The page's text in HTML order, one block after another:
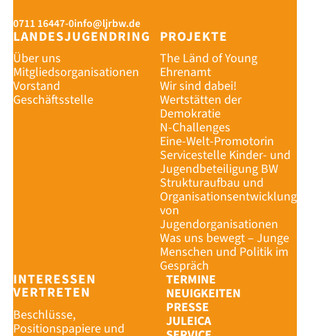
0711 16447-0info@ljrbw.de
LANDESJUGENDRING
Über uns
Mitgliedsorganisationen
Vorstand
Geschäftsstelle
PROJEKTE
The Länd of Young
Ehrenamt
Wir sind dabei!
Wertstätten der
Demokratie
N-Challenges
Eine-Welt-Promotorin
Servicestelle Kinder- und
Jugendbeteiligung BW
Strukturaufbau und
Organisationsentwicklung
von
Jugendorganisationen
Was uns bewegt – Junge
Menschen und Politik im
Gespräch
INTERESSEN
VERTRETEN
Beschlüsse,
Positionspapiere und
TERMINE
NEUIGKEITEN
PRESSE
JULEICA